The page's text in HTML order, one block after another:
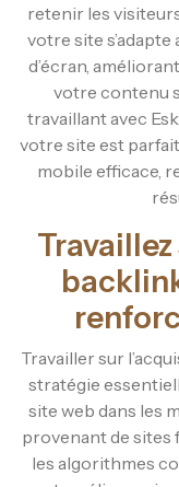
retenir les
votre site
d’écran,
votre contenu
travaillant avec
votre site est
mobile efficace,
Travailler sur
stratégie
site web dans les
provenant de sites
les algorithmes